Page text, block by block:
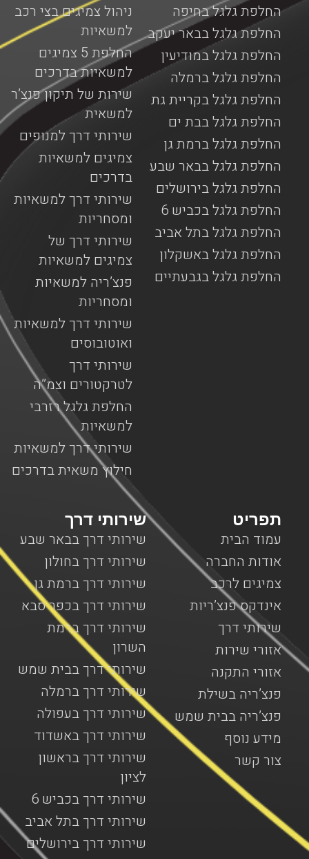
ניהול צמיגים בצי רכב
למשאיות
החלפת 5 צמיגים
למשאיות בדרכים
שירות של תיקון פנצ’ר
למשאית
שירותי דרך למנופים
צמיגים למשאיות
בדרכים
שירותי דרך למשאיות
ומסחריות
שירותי דרך של
צמיגים למשאיות
פנצ’ריה למשאיות
ומסחריות
שירותי דרך למשאיות
ואוטובוסים
שירותי דרך
לטרקטורים וצמ”ה
החלפת גלגל רזרבי
למשאיות
שירותי דרך למשאיות
חילוץ משאית בדרכים
החלפת גלגל בחיפה
החלפת גלגל בבאר יעקב
החלפת גלגל במודיעין
החלפת גלגל ברמלה
החלפת גלגל בקריית גת
החלפת גלגל בבת ים
החלפת גלגל ברמת גן
החלפת גלגל בבאר שבע
החלפת גלגל בירושלים
החלפת גלגל בכביש 6
החלפת גלגל בתל אביב
החלפת גלגל באשקלון
החלפת גלגל בגבעתיים
שירותי דרך
שירותי דרך בבאר שבע
שירותי דרך בחולון
שירותי דרך ברמת גן
שירותי דרך בכפר סבא
שירותי דרך ברמת
השרון
שירותי דרך בבית שמש
שירותי דרך ברמלה
שירותי דרך בעפולה
שירותי דרך באשדוד
שירותי דרך בראשון
לציון
שירותי דרך בכביש 6
שירותי דרך בתל אביב
שירותי דרך בירושלים
תפריט
עמוד הבית
אודות החברה
צמיגים לרכב
אינדקס פנצ’ריות
שירותי דרך
אזורי שירות
אזורי התקנה
פנצ’ריה בשילת
פנצ’ריה בבית שמש
מידע נוסף
צור קשר